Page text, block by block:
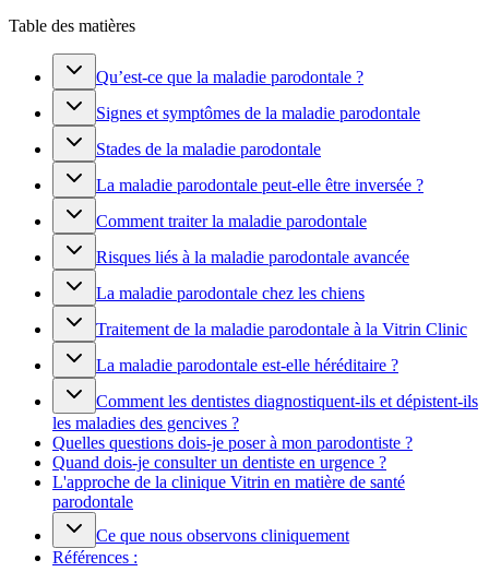
Table des matières
Qu’est-ce que la maladie parodontale ?
Signes et symptômes de la maladie parodontale
Stades de la maladie parodontale
La maladie parodontale peut-elle être inversée ?
Comment traiter la maladie parodontale
Risques liés à la maladie parodontale avancée
La maladie parodontale chez les chiens
Traitement de la maladie parodontale à la Vitrin Clinic
La maladie parodontale est-elle héréditaire ?
Comment les dentistes diagnostiquent-ils et dépistent-ils
les maladies des gencives ?
Quelles questions dois-je poser à mon parodontiste ?
Quand dois-je consulter un dentiste en urgence ?
L'approche de la clinique Vitrin en matière de santé
parodontale
Ce que nous observons cliniquement
Références :